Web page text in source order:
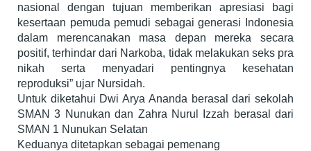
nasional dengan tujuan memberikan apresiasi bagi
kesertaan pemuda pemudi sebagai generasi Indonesia
dalam merencanakan masa depan mereka secara
positif, terhindar dari Narkoba, tidak melakukan seks pra
nikah serta menyadari pentingnya kesehatan
reproduksi” ujar Nursidah.
Untuk diketahui Dwi Arya Ananda berasal dari sekolah
SMAN 3 Nunukan dan Zahra Nurul Izzah berasal dari
SMAN 1 Nunukan Selatan
Keduanya ditetapkan sebagai pemenang